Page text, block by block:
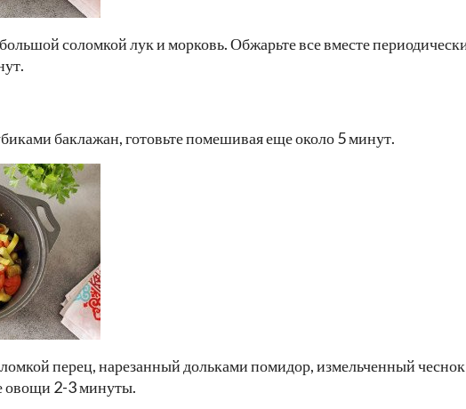
соломкой лук и морковь. Обжарьте все вместе периодически